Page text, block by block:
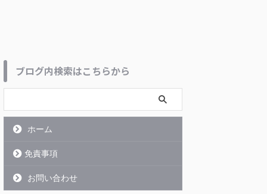
ブログ内検索はこちらから
ホーム
免責事項
お問い合わせ